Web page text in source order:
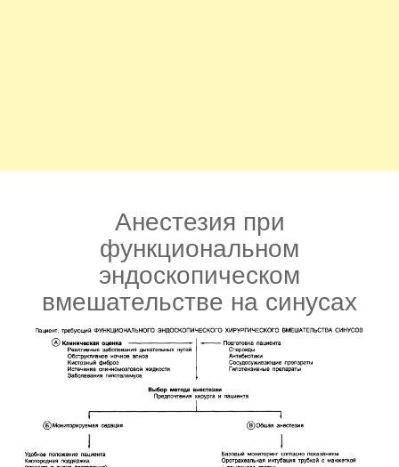
Анестезия при
функциональном
эндоскопическом
вмешательстве на синусах